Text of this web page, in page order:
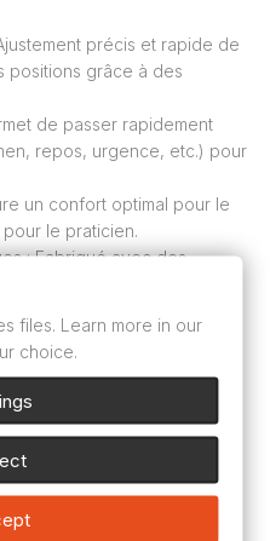
précis et rapide de
positions grâce à des
de passer rapidement
repos, urgence, etc.) pour
un confort optimal pour le
le praticien.
: Fabriqué avec des
à nettoyer et conçus pour
l’espace tout en
environnements
générales et
cliniques et services
files. Learn more in our
choice.